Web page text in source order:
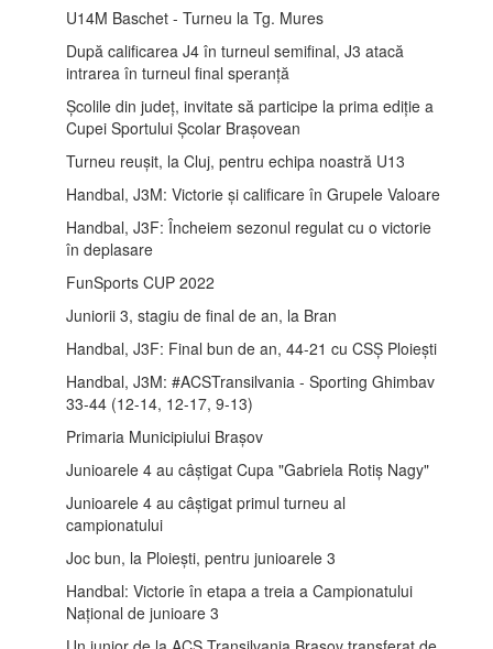
U14M Baschet - Turneu la Tg. Mures
După calificarea J4 în turneul semifinal, J3 atacă
intrarea în turneul final speranță
Școlile din județ, invitate să participe la prima ediție a
Cupei Sportului Școlar Brașovean
Turneu reușit, la Cluj, pentru echipa noastră U13
Handbal, J3M: Victorie și calificare în Grupele Valoare
Handbal, J3F: Încheiem sezonul regulat cu o victorie
în deplasare
FunSports CUP 2022
Juniorii 3, stagiu de final de an, la Bran
Handbal, J3F: Final bun de an, 44-21 cu CSȘ Ploiești
Handbal, J3M: #ACSTransilvania - Sporting Ghimbav
33-44 (12-14, 12-17, 9-13)
Primaria Municipiului Brașov
Junioarele 4 au câștigat Cupa "Gabriela Rotiș Nagy"
Junioarele 4 au câștigat primul turneu al
campionatului
Joc bun, la Ploiești, pentru junioarele 3
Handbal: Victorie în etapa a treia a Campionatului
Național de junioare 3